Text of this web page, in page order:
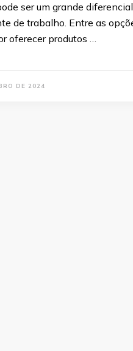
ser um grande
de trabalho. Entre as
oferecer produtos …
DE 2024